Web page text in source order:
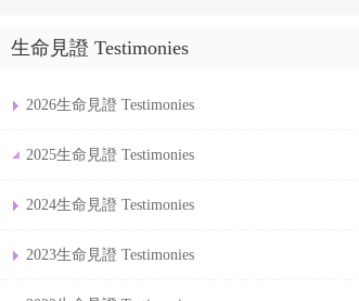
生命見證 Testimonies
2026生命見證 Testimonies
2025生命見證 Testimonies
2024生命見證 Testimonies
2023生命見證 Testimonies